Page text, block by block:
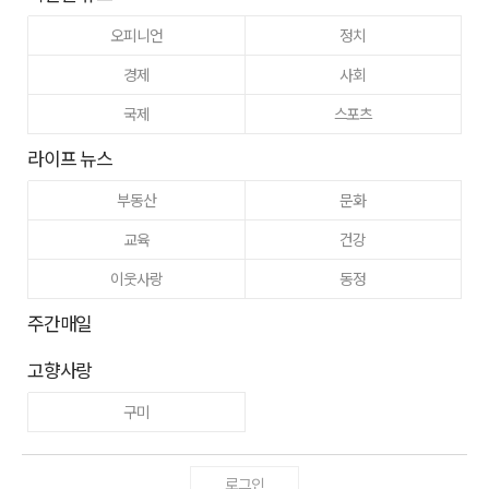
오피니언
정치
경제
사회
국제
스포츠
라이프 뉴스
부동산
문화
교육
건강
이웃사랑
동정
주간매일
고향사랑
구미
로그인